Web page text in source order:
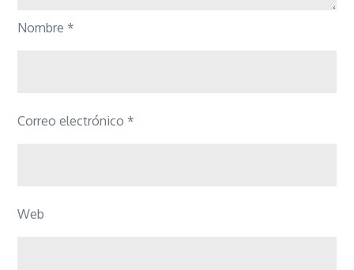
Nombre *
Correo electrónico *
Web